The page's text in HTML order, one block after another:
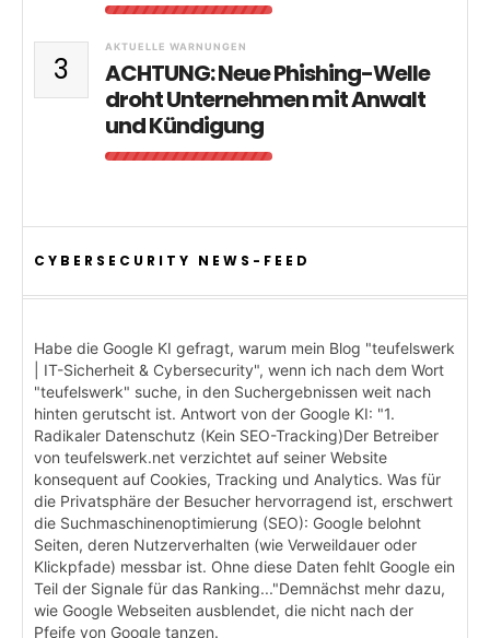
3
AKTUELLE WARNUNGEN
ACHTUNG: Neue Phishing-Welle
droht Unternehmen mit Anwalt
und Kündigung
CYBERSECURITY NEWS-FEED
Habe die Google KI gefragt, warum mein Blog "teufelswerk
| IT-Sicherheit & Cybersecurity", wenn ich nach dem Wort
"teufelswerk" suche, in den Suchergebnissen weit nach
hinten gerutscht ist. Antwort von der Google KI: "1.
Radikaler Datenschutz (Kein SEO-Tracking)Der Betreiber
von teufelswerk.net verzichtet auf seiner Website
konsequent auf Cookies, Tracking und Analytics. Was für
die Privatsphäre der Besucher hervorragend ist, erschwert
die Suchmaschinenoptimierung (SEO): Google belohnt
Seiten, deren Nutzerverhalten (wie Verweildauer oder
Klickpfade) messbar ist. Ohne diese Daten fehlt Google ein
Teil der Signale für das Ranking..."Demnächst mehr dazu,
wie Google Webseiten ausblendet, die nicht nach der
Pfeife von Google tanzen.